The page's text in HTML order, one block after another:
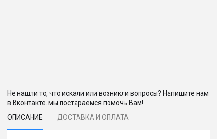
Не нашли то, что искали или возникли вопросы? Напишите нам
в Вконтакте, мы постараемся помочь Вам!
ОПИСАНИЕ
ДОСТАВКА И ОПЛАТА